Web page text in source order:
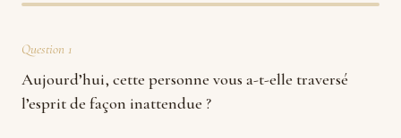
Question 1
Aujourd’hui, cette personne vous a-t-elle traversé
l’esprit de façon inattendue ?